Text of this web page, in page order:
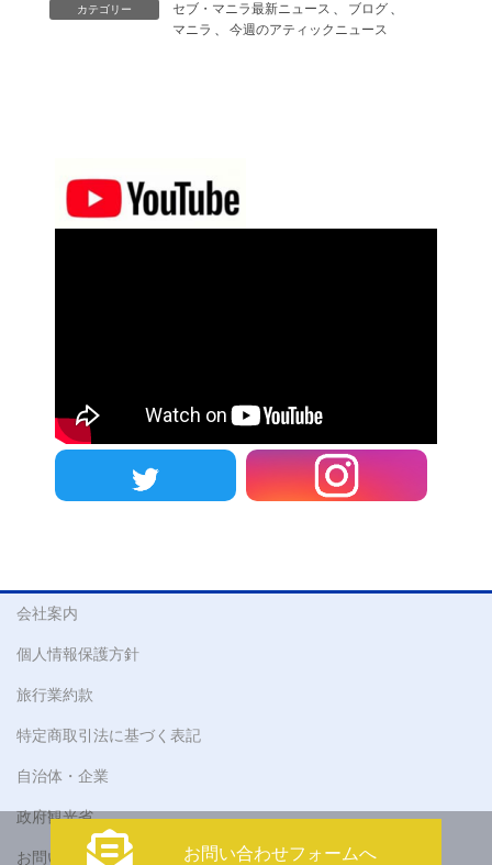
カテゴリー セブ・マニラ最新ニュース 、 ブログ 、
マニラ 、 今週のアティックニュース
会社案内
個人情報保護方針
旅行業約款
特定商取引法に基づく表記
自治体・企業
政府観光省
お問い合わせ お問い合わせフォームへ